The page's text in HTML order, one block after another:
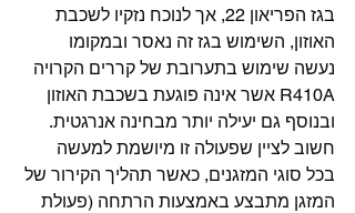
בגז הפריאון 22, אך לנוכח נזקיו לשכבת
האוזון, השימוש בגז זה נאסר ובמקומו
נעשה שימוש בתערובת של קררים הקרויה
R410A אשר אינה פוגעת בשכבת האוזון
ובנוסף גם יעילה יותר מבחינה אנרגטית.
חשוב לציין שפעולה זו מיושמת למעשה
בכל סוגי המזגנים, כאשר תהליך הקירור של
המזגן מתבצע באמצעות הרתחה (פעולת